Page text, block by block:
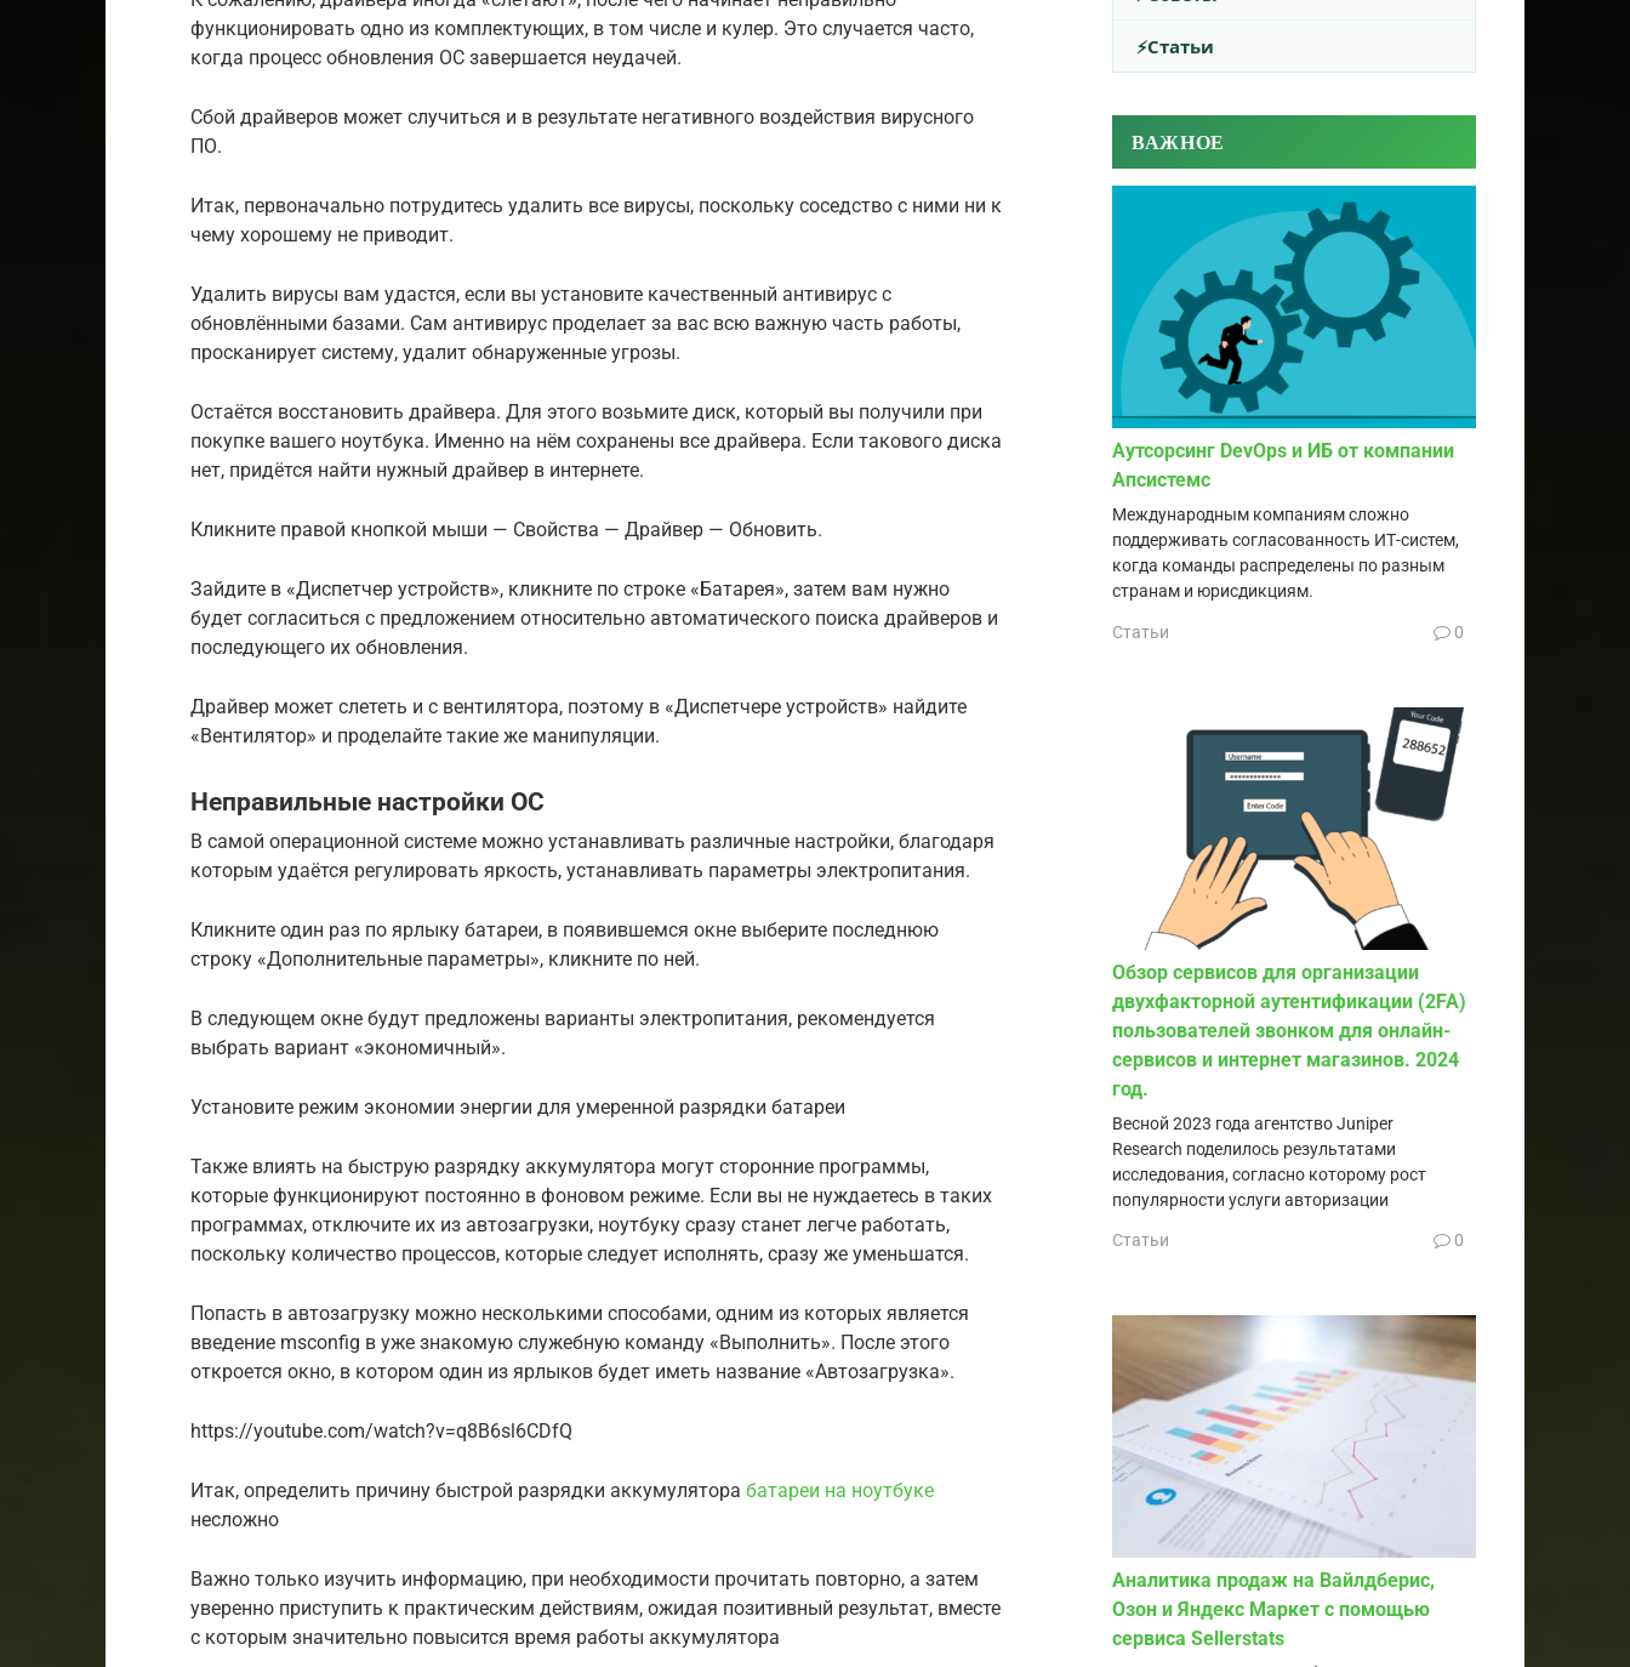
функционировать одно из комплектующих, в том числе и кулер. Это случается часто,
когда процесс обновления ОС завершается неудачей.
Сбой драйверов может случиться и в результате негативного воздействия вирусного
ПО.
Итак, первоначально потрудитесь удалить все вирусы, поскольку соседство с ними ни к
чему хорошему не приводит.
Удалить вирусы вам удастся, если вы установите качественный антивирус с
обновлёнными базами. Сам антивирус проделает за вас всю важную часть работы,
просканирует систему, удалит обнаруженные угрозы.
Остаётся восстановить драйвера. Для этого возьмите диск, который вы получили при
покупке вашего ноутбука. Именно на нём сохранены все драйвера. Если такового диска
нет, придётся найти нужный драйвер в интернете.
Кликните правой кнопкой мыши — Свойства — Драйвер — Обновить.
Зайдите в «Диспетчер устройств», кликните по строке «Батарея», затем вам нужно
будет согласиться с предложением относительно автоматического поиска драйверов и
последующего их обновления.
Драйвер может слететь и с вентилятора, поэтому в «Диспетчере устройств» найдите
«Вентилятор» и проделайте такие же манипуляции.
Неправильные настройки ОС
В самой операционной системе можно устанавливать различные настройки, благодаря
которым удаётся регулировать яркость, устанавливать параметры электропитания.
Кликните один раз по ярлыку батареи, в появившемся окне выберите последнюю
строку «Дополнительные параметры», кликните по ней.
В следующем окне будут предложены варианты электропитания, рекомендуется
выбрать вариант «экономичный».
Установите режим экономии энергии для умеренной разрядки батареи
Также влиять на быструю разрядку аккумулятора могут сторонние программы,
которые функционируют постоянно в фоновом режиме. Если вы не нуждаетесь в таких
программах, отключите их из автозагрузки, ноутбуку сразу станет легче работать,
поскольку количество процессов, которые следует исполнять, сразу же уменьшатся.
Попасть в автозагрузку можно несколькими способами, одним из которых является
введение msconfig в уже знакомую служебную команду «Выполнить». После этого
откроется окно, в котором один из ярлыков будет иметь название «Автозагрузка».
https://youtube.com/watch?v=q8B6sl6CDfQ
Итак, определить причину быстрой разрядки аккумулятора батареи на ноутбуке
несложно
Важно только изучить информацию, при необходимости прочитать повторно, а затем
уверенно приступить к практическим действиям, ожидая позитивный результат, вместе
с которым значительно повысится время работы аккумулятора
Статьи
ВАЖНОЕ
Аутсорсинг DevOps и ИБ от компании
Апсистемс
Международным компаниям сложно
поддерживать согласованность ИТ-систем,
когда команды распределены по разным
странам и юрисдикциям.
Статьи 0
Обзор сервисов для организации
двухфакторной аутентификации (2FA)
пользователей звонком для онлайн-
сервисов и интернет магазинов. 2024
год.
Весной 2023 года агентство Juniper
Research поделилось результатами
исследования, согласно которому рост
популярности услуги авторизации
Статьи 0
Аналитика продаж на Вайлдберис,
Озон и Яндекс Маркет с помощью
сервиса Sellerstats